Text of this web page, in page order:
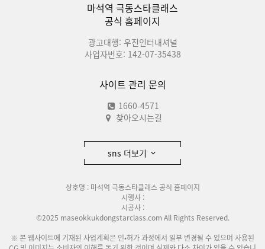
마석역 극동스타클래스
공식 홈페이지
광고대행: 우진인터내셔널
사업자번호: 142-07-35438
사이트 관리 문의
1660-4571
찾아오시는길
sns 더보기
상호명 : 마석역 극동스타클래스 공식 홈페이지
시행사 :
시공사 :
©2025 maseokkukdongstarclass.com All Rights Reserved.
※ 본 웹사이트에 기재된 사업계획은 인•허가 과정에서 일부 변경될 수 있으며 사용된